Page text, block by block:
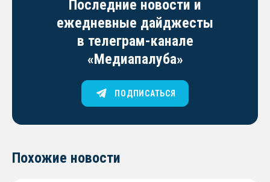
Последние новости и
ежедневные дайджесты
в телеграм-канале
«Медиапалуба»
ПОДПИСАТЬСЯ
Похожие новости